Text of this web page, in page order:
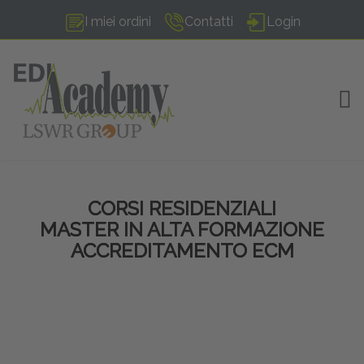
I miei ordini Contatti Login
CORSI RESIDENZIALI
MASTER IN ALTA FORMAZIONE
ACCREDITAMENTO ECM